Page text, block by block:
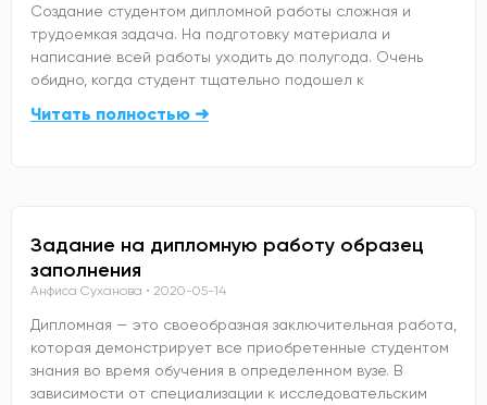
Создание студентом дипломной работы сложная и
трудоемкая задача. На подготовку материала и
написание всей работы уходить до полугода. Очень
обидно, когда студент тщательно подошел к
Читать полностью ➜
Задание на дипломную работу образец
заполнения
Анфиса Суханова 2020-05-14
Дипломная — это своеобразная заключительная работа,
которая демонстрирует все приобретенные студентом
знания во время обучения в определенном вузе. В
зависимости от специализации к исследовательским